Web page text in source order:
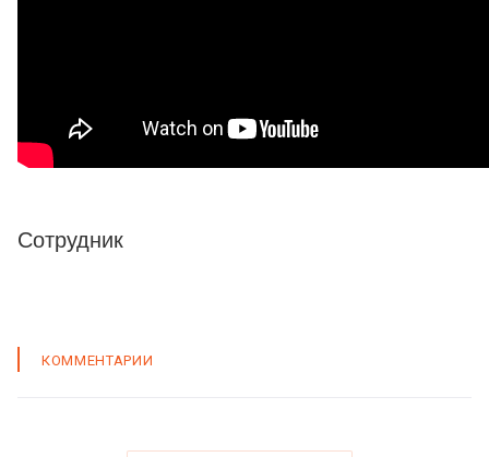
Сотрудник
КОММЕНТАРИИ